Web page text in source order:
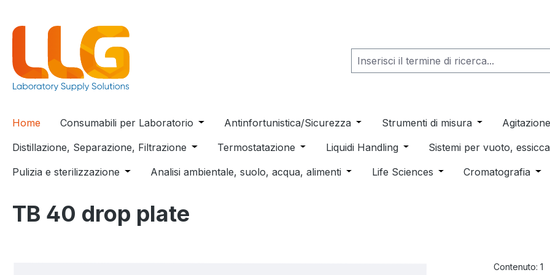
Home Consumabili per Laboratorio Open or close the dropdown menu from the category Consumabili per
Antinfortunistica/Sicurezza Open or close the dropdown menu
Strumenti di misura Open or close
Distillazione, Separazione, Filtrazione Open or close the dropdown menu from the category Distillazione,
Termostatazione Open or close the dropdown menu from the
Liquidi Handling Open or close the dropdown
Sistemi per vuoto,
Pulizia e sterilizzazione Open or close the dropdown menu from the category Pulizia e sterilizzazione
Analisi ambientale, suolo, acqua, alimenti Open or close the dropdown menu from
Life Sciences Open or close the
Cromatografia
TB 40 drop plate
Contenuto: 1